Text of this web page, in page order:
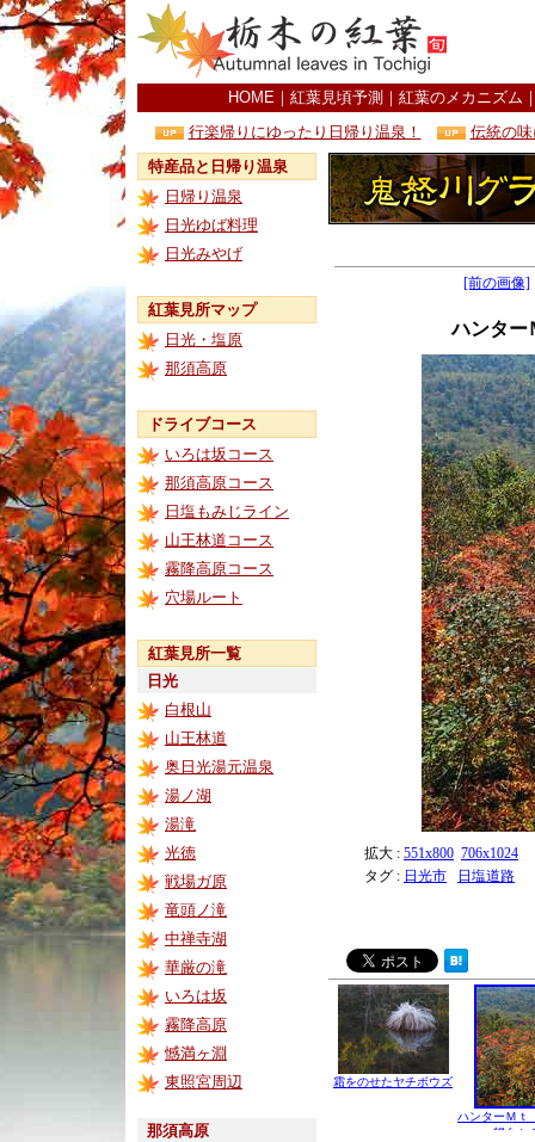
HOME ｜ 紅葉見頃予測 ｜ 紅葉のメカニズム
行楽帰りにゆったり日帰り温泉！
伝統の
特産品と日帰り温泉
日帰り温泉
日光ゆば料理
日光みやげ
紅葉見所マップ
日光・塩原
那須高原
ドライブコース
いろは坂コース
那須高原コース
日塩もみじライン
山王林道コース
霧降高原コース
穴場ルート
紅葉見所一覧
日光
白根山
山王林道
奥日光湯元温泉
湯ノ湖
湯滝
光徳
戦場ガ原
竜頭ノ滝
中禅寺湖
華厳の滝
いろは坂
霧降高原
憾満ヶ淵
東照宮周辺
那須高原
[前の画像]
ハンタ
拡大 : 551x800 706x1024
タグ : 日光市 日塩道路
霜をのせたヤチボウズ
ハンターＭ
望台か